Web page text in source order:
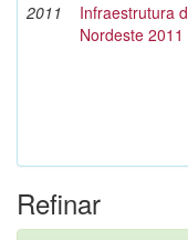
2011
Infraestrutura
Nordeste 2011
Refinar